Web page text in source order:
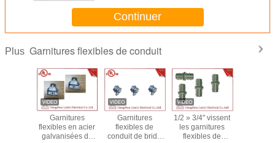
pression 1/2" gorge pour boîte
de sortie
Continuer
Plus Garnitures flexibles de conduit
Garnitures
flexibles en acier
galvanisées de
Garnitures
flexibles de
conduit de bride
1/2 » 3/4" vissent
les garnitures
flexibles de